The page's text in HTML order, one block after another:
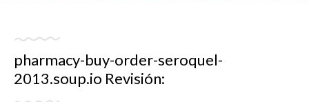
pharmacy-buy-order-seroquel-
2013.soup.io Revisión: